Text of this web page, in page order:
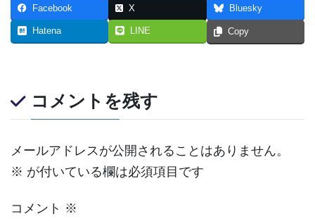
Facebook X Bluesky
Hatena LINE Copy
コメントを残す
メールアドレスが公開されることはありません。
※ が付いている欄は必須項目です
コメント ※